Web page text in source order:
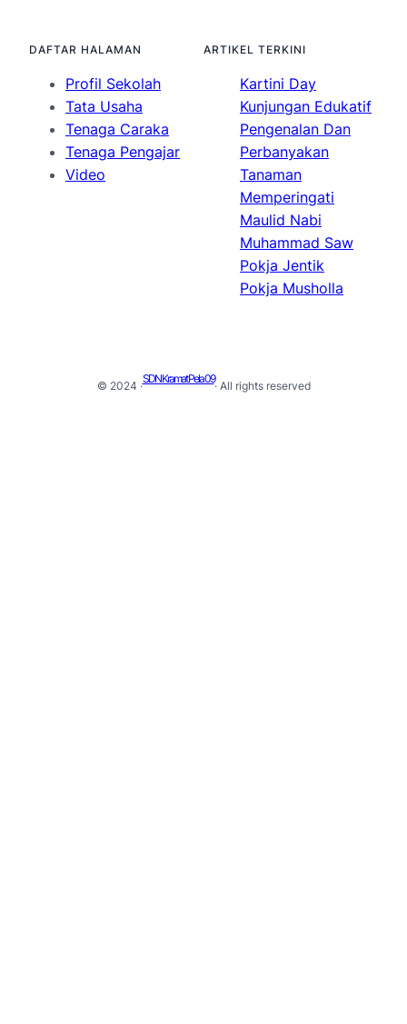
DAFTAR HALAMAN
Profil Sekolah
Tata Usaha
Tenaga Caraka
Tenaga Pengajar
Video
ARTIKEL TERKINI
Kartini Day
Kunjungan Edukatif
Pengenalan Dan
Perbanyakan
Tanaman
Memperingati
Maulid Nabi
Muhammad Saw
Pokja Jentik
Pokja Musholla
© 2024 ·
SDN Kramat Pela 09
· All rights reserved